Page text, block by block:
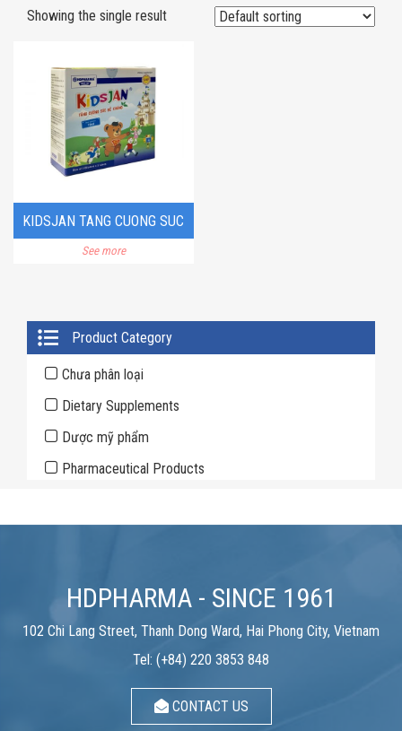
Primary
Sidebar
Product Category
Chưa phân loại
Dietary Supplements
Dược mỹ phẩm
Pharmaceutical Products
Showing the single result
KIDSJAN TANG CUONG SUC
DE KHANG
See more
HDPHARMA - SINCE 1961
102 Chi Lang Street, Thanh Dong Ward, Hai Phong City, Vietnam
Tel: (+84) 220 3853 848
CONTACT US